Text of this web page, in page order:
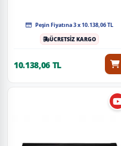
Peşin Fiyatına 3 x 10.138,06 TL
ÜCRETSİZ KARGO
10.138,06 TL